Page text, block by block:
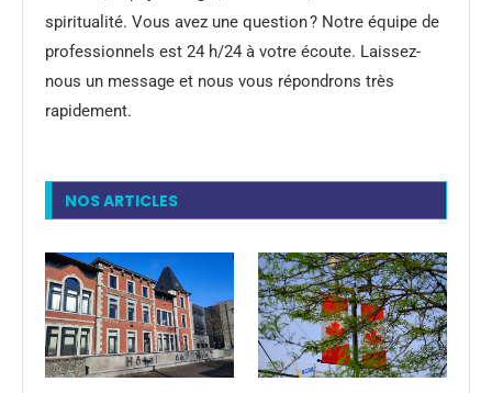
spiritualité. Vous avez une question ? Notre équipe de
professionnels est 24 h/24 à votre écoute. Laissez-
nous un message et nous vous répondrons très
rapidement.
NOS ARTICLES